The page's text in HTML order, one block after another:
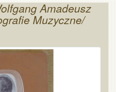
Amadeusz
Muzyczne/